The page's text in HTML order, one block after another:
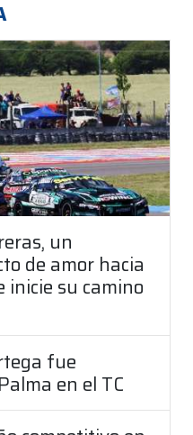
un
de amor hacia
inicie su camino
fue
en el TC